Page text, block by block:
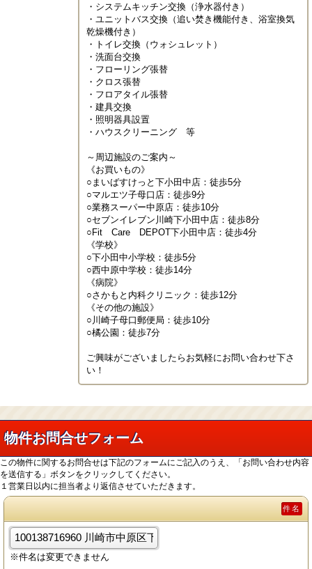
・システムキッチン交換（浄水器付き）
・ユニットバス交換（追い焚き機能付き、浴室換気
乾燥機付き）
・トイレ交換（ウォシュレット）
・洗面台交換
・フローリング張替
・クロス張替
・フロアタイル張替
・建具交換
・照明器具設置
・ハウスクリーニング　等
～周辺施設のご案内～
《お買いもの》
○まいばすけっと下小田中店：徒歩5分
○マルエツ子母口店：徒歩9分
○業務スーパー中原店：徒歩10分
○セブンイレブン川崎下小田中店：徒歩8分
○Fit　Care　DEPOT下小田中店：徒歩4分
《学校》
○下小田中小学校：徒歩5分
○西中原中学校：徒歩14分
《病院》
○さかもと内科クリニック：徒歩12分
《その他の施設》
○川崎子母口郵便局：徒歩10分
○橘公園：徒歩7分
ご興味がございましたらお気軽にお問い合わせ下さ
い！
物件お問合せフォーム
この物件に関するお問合せは下記のフォームにご記入のうえ、「お問い合わせ内容
を送信する」ボタンをクリックしてください。
１営業日以内に担当者より返信させていただきます。
件名
※件名は変更できません